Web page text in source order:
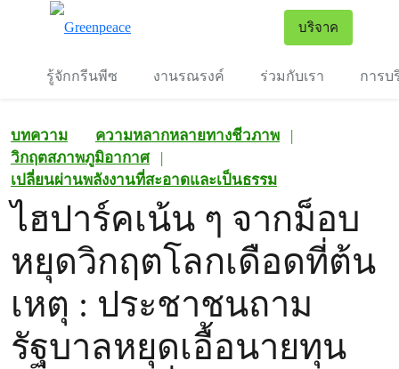
บริจาค
รู้จักกรีนพีซ งานรณรงค์ ร่วมกับเรา การบ
บทความ ความหลากหลายทางชีวภาพ
|
วิกฤตสภาพภูมิอากาศ
|
เปลี่ยนผ่านพลังงานที่สะอาดและเป็นธรรม
ไฮปาร์คเน้น ๆ จากม็อบ
หยุดวิกฤตโลกเดือดที่ต้น
เหตุ : ประชาชนถาม
รัฐบาลหยุดเอื้อนายทุน